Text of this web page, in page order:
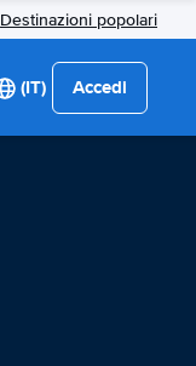
Destinazioni popolari
(IT) Accedi